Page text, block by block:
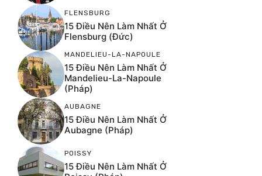
FLENSBURG
15 Điều Nên Làm Nhất Ở
Flensburg (Đức)
MANDELIEU-LA-NAPOULE
15 Điều Nên Làm Nhất Ở
Mandelieu-La-Napoule
(Pháp)
AUBAGNE
15 Điều Nên Làm Nhất Ở
Aubagne (Pháp)
POISSY
15 Điều Nên Làm Nhất Ở